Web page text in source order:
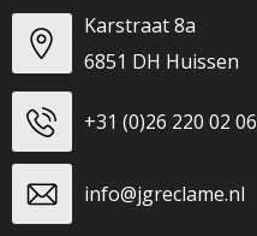
Karstraat 8a
6851 DH Huissen
+31 (0)26 220 02 06
info@jgreclame.nl